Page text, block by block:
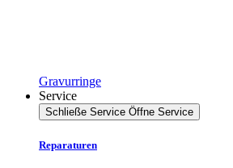
Gravurringe
Service
Schließe Service Öffne Service
Reparaturen